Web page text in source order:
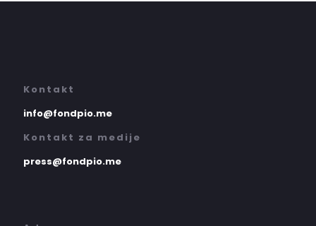
Kontakt
info@fondpio.me
Kontakt za medije
press@fondpio.me